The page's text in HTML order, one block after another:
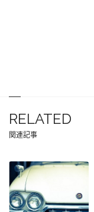
RELATED
関連記事